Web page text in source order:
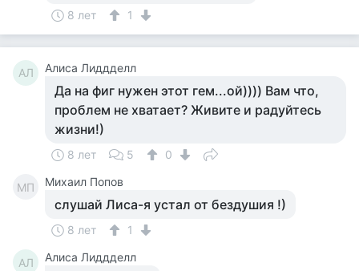
8 лет 1
АЛ Алиса Лиддделл
Да на фиг нужен этот гем...ой)))) Вам что,
проблем не хватает? Живите и радуйтесь
жизни!)
8 лет 5 0
МП Михаил Попов
слушай Лиса-я устал от бездушия !)
8 лет 1
АЛ Алиса Лиддделл